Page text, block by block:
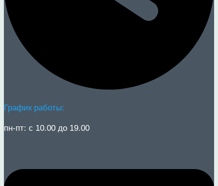
График работы:
пн-пт: с 10.00 до 19.00